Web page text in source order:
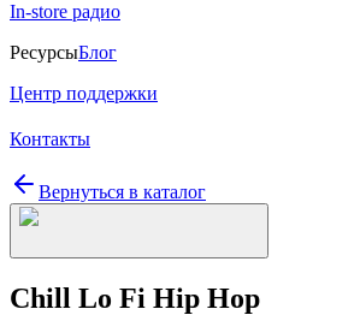
In-store радио
РесурсыБлог
Центр поддержки
Контакты
Вернуться в каталог
Chill Lo Fi Hip Hop